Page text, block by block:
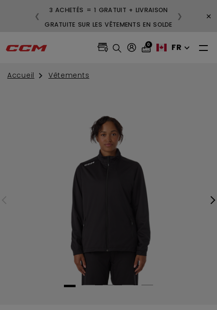
3 ACHETÉS = 1 GRATUIT + LIVRAISON
GRATUITE SUR LES VÊTEMENTS EN SOLDE
❮ ❯ ×
0 FR
Accueil Vêtements